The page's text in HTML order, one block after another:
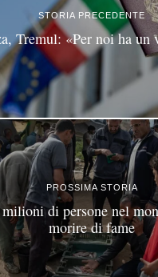
STORIA PRECEDENTE
Tremul: «Per noi ha un
PROSSIMA STORIA
di persone nel
morire di fame